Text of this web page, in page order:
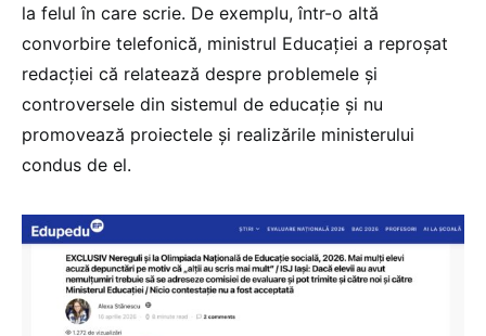
la felul în care scrie. De exemplu, într-o altă
convorbire telefonică, ministrul Educației a reproșat
redacției că relatează despre problemele și
controversele din sistemul de educație și nu
promovează proiectele și realizările ministerului
condus de el.